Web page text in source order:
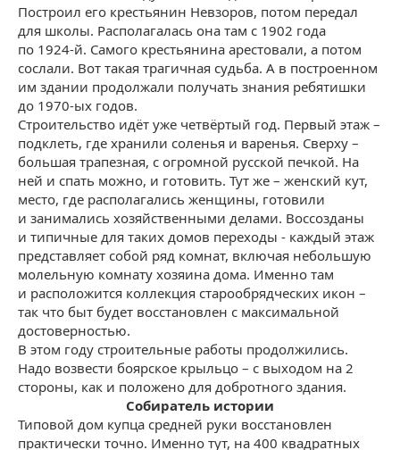
Построил его крестьянин Невзоров, потом передал
для школы. Располагалась она там с 1902 года
по 1924-й. Самого крестьянина арестовали, а потом
сослали. Вот такая трагичная судьба. А в построенном
им здании продолжали получать знания ребятишки
до 1970-ых годов.
Строительство идёт уже четвёртый год. Первый этаж –
подклеть, где хранили соленья и варенья. Сверху –
большая трапезная, с огромной русской печкой. На
ней и спать можно, и готовить. Тут же – женский кут,
место, где располагались женщины, готовили
и занимались хозяйственными делами. Воссозданы
и типичные для таких домов переходы - каждый этаж
представляет собой ряд комнат, включая небольшую
молельную комнату хозяина дома. Именно там
и расположится коллекция старообрядческих икон –
так что быт будет восстановлен с максимальной
достоверностью.
В этом году строительные работы продолжились.
Надо возвести боярское крыльцо – с выходом на 2
стороны, как и положено для добротного здания.
Собиратель истории
Типовой дом купца средней руки восстановлен
практически точно. Именно тут, на 400 квадратных